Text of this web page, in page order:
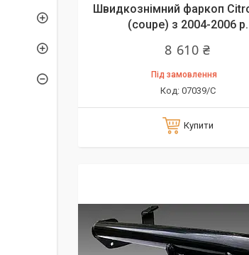
Швидкознімний фаркоп
(coupe) з 2004-2006 р.
8 610 ₴
Під замовлення
07039/C
Купити